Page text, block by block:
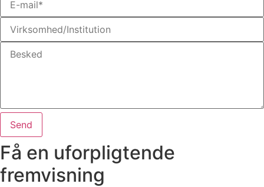
Send
Få en uforpligtende
fremvisning